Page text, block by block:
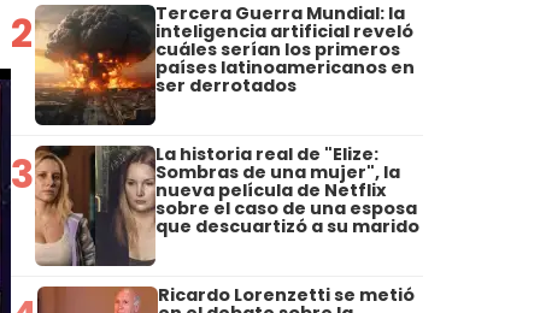
2 Tercera Guerra Mundial: la
inteligencia artificial reveló
cuáles serían los primeros
países latinoamericanos en
ser derrotados
3 La historia real de "Elize:
Sombras de una mujer", la
nueva película de Netflix
sobre el caso de una esposa
que descuartizó a su marido
Ricardo Lorenzetti se metió